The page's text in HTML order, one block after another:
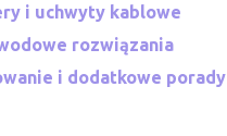
i uchwyty kablowe
rozwiązania
i dodatkowe porady